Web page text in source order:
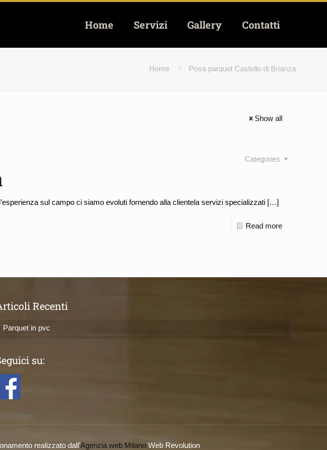
Home Servizi Gallery Contatti
Home Posa parquet Castello di Brianza
Show all
Categories
sul campo ci siamo evoluti fornendo alla clientela servizi specializzati […]
Read more
Recenti
Parquet in pvc
su:
realizzato dall'Agenzia web Milano Web Revolution